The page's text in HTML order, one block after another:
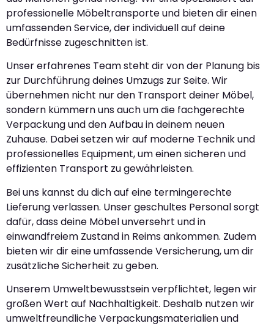
professionelle Möbeltransporte und bieten dir einen
umfassenden Service, der individuell auf deine
Bedürfnisse zugeschnitten ist.
Unser erfahrenes Team steht dir von der Planung bis
zur Durchführung deines Umzugs zur Seite. Wir
übernehmen nicht nur den Transport deiner Möbel,
sondern kümmern uns auch um die fachgerechte
Verpackung und den Aufbau in deinem neuen
Zuhause. Dabei setzen wir auf moderne Technik und
professionelles Equipment, um einen sicheren und
effizienten Transport zu gewährleisten.
Bei uns kannst du dich auf eine termingerechte
Lieferung verlassen. Unser geschultes Personal sorgt
dafür, dass deine Möbel unversehrt und in
einwandfreiem Zustand in Reims ankommen. Zudem
bieten wir dir eine umfassende Versicherung, um dir
zusätzliche Sicherheit zu geben.
Unserem Umweltbewusstsein verpflichtet, legen wir
großen Wert auf Nachhaltigkeit. Deshalb nutzen wir
umweltfreundliche Verpackungsmaterialien und